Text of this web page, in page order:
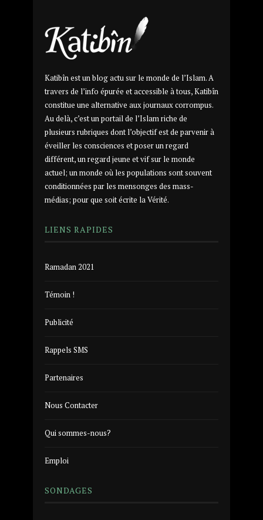
Katibîn est un blog actu sur le monde de l’Islam. A
travers de l’info épurée et accessible à tous, Katibîn
constitue une alternative aux journaux corrompus.
Au delà, c’est un portail de l’Islam riche de
plusieurs rubriques dont l’objectif est de parvenir à
éveiller les consciences et poser un regard
différent, un regard jeune et vif sur le monde
actuel; un monde où les populations sont souvent
conditionnées par les mensonges des mass-
médias; pour que soit écrite la Vérité.
LIENS RAPIDES
Ramadan 2021
Témoin !
Publicité
Rappels SMS
Partenaires
Nous Contacter
Qui sommes-nous?
Emploi
SONDAGES